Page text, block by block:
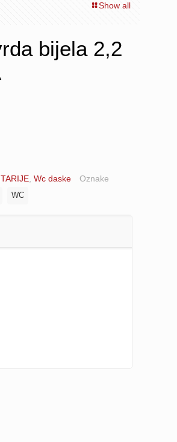
Show all
bijela 2,2
Wc daske Oznake
WC